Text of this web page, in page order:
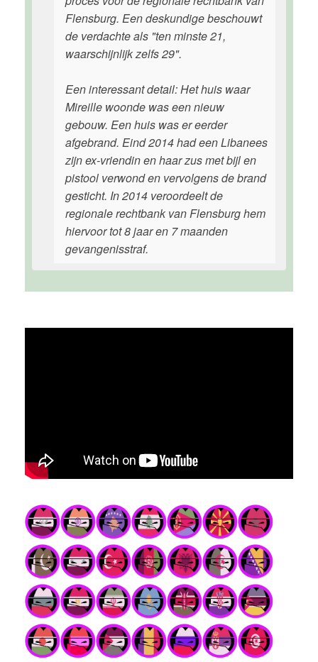
Flensburg. Een deskundige beschouwt
de verdachte als "ten minste 21,
waarschijnlijk zelfs 29".
Een interessant detail: Het huis waar
Mireille woonde was een nieuw
gebouw. Een huis was er eerder
afgebrand. Eind 2014 had een Libanees
zijn ex-vriendin en haar zus met bijl en
pistool verwond en vervolgens de brand
gesticht. In 2014 veroordeelt de
regionale rechtbank van Flensburg hem
hiervoor tot 8 jaar en 7 maanden
gevangenisstraf.